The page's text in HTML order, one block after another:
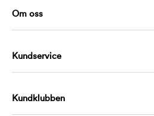
Om oss
Kundservice
Kundklubben